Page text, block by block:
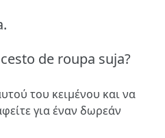
de roupa suja?
του κειμένου και να
για έναν δωρεάν